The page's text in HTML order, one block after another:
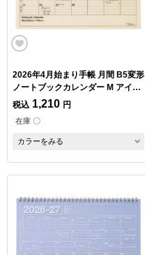
2026年4月始まり手帳 月間 B5変形
ノートブックカレンダー M アイボ
リー
税込 1,210 円
在庫 〇
カラーをみる